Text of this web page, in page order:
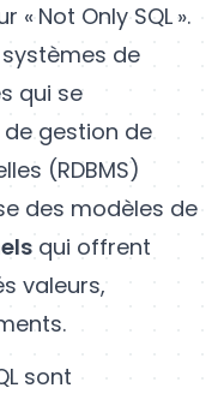
Not Only SQL ».
de
qui se
gestion de
(RDBMS)
des modèles de
qui offrent
valeurs,
sont